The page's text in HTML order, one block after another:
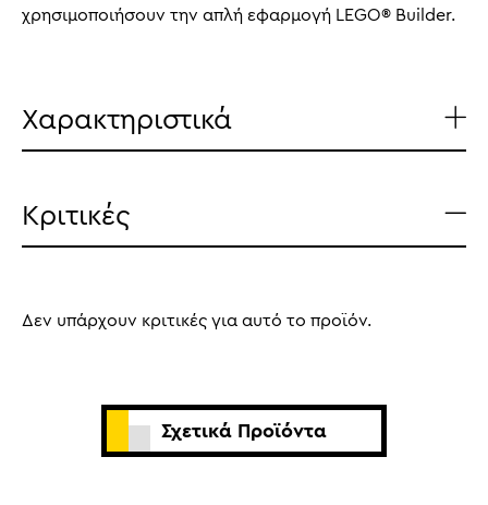
χρησιμοποιήσουν την απλή εφαρμογή LEGO® Builder.
Χαρακτηριστικά
Κριτικές
Δεν υπάρχουν κριτικές για αυτό το προϊόν.
Σχετικά Προϊόντα